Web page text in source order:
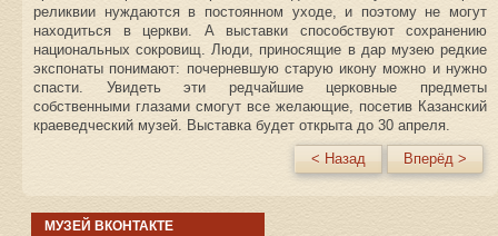
реликвии нуждаются в постоянном уходе, и поэтому не могут
находиться в церкви. А выставки способствуют сохранению
национальных сокровищ. Люди, приносящие в дар музею редкие
экспонаты понимают: почерневшую старую икону можно и нужно
спасти. Увидеть эти редчайшие церковные предметы
собственными глазами смогут все желающие, посетив Казанский
краеведческий музей. Выставка будет открыта до 30 апреля.
< Назад
Вперёд >
МУЗЕЙ ВКОНТАКТЕ